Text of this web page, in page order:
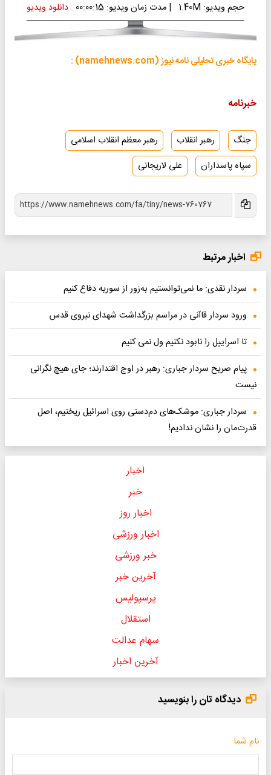
حجم ویدیو: 1.40M | مدت زمان ویدیو: 00:00:15 دانلود ویدیو
پایگاه خبری تحلیلی نامه نیوز (namehnews.com) :
خبرنامه
جنگ رهبر انقلاب
رهبر معظم انقلاب اسلامی
سپاه پاسداران
علی لاریجانی
اخبار مرتبط
سردار نقدی: ما نمی‌توانستیم به‌زور از سوریه دفاع کنیم
ورود سردار قاآنی در مراسم بزرگداشت شهدای نیروی قدس
تا اسراییل را نابود نکنیم ول نمی کنیم
پیام صریح سردار جباری: رهبر در اوج اقتدارند؛ جای هیچ نگرانی
نیست
سردار جباری: موشک‌های دم‌دستی روی اسرائیل ریختیم، اصل
قدرت‌مان را نشان ندادیم!
اخبار
خبر
اخبار روز
اخبار ورزشی
خبر ورزشی
آخرین خبر
پرسپولیس
استقلال
سهام عدالت
آخرین اخبار
دیدگاه تان را بنویسید
نام شما